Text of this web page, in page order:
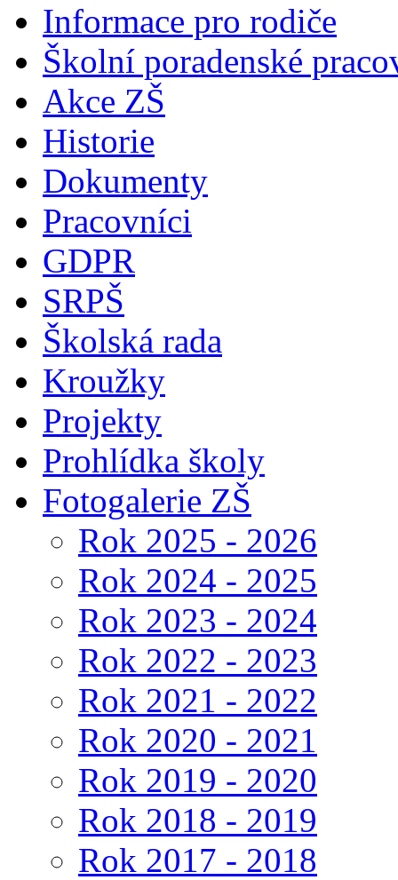
Informace pro rodiče
Školní poradenské
Akce ZŠ
Historie
Dokumenty
Pracovníci
GDPR
SRPŠ
Školská rada
Kroužky
Projekty
Prohlídka školy
Fotogalerie ZŠ
Rok 2025 - 2026
Rok 2024 - 2025
Rok 2023 - 2024
Rok 2022 - 2023
Rok 2021 - 2022
Rok 2020 - 2021
Rok 2019 - 2020
Rok 2018 - 2019
Rok 2017 - 2018